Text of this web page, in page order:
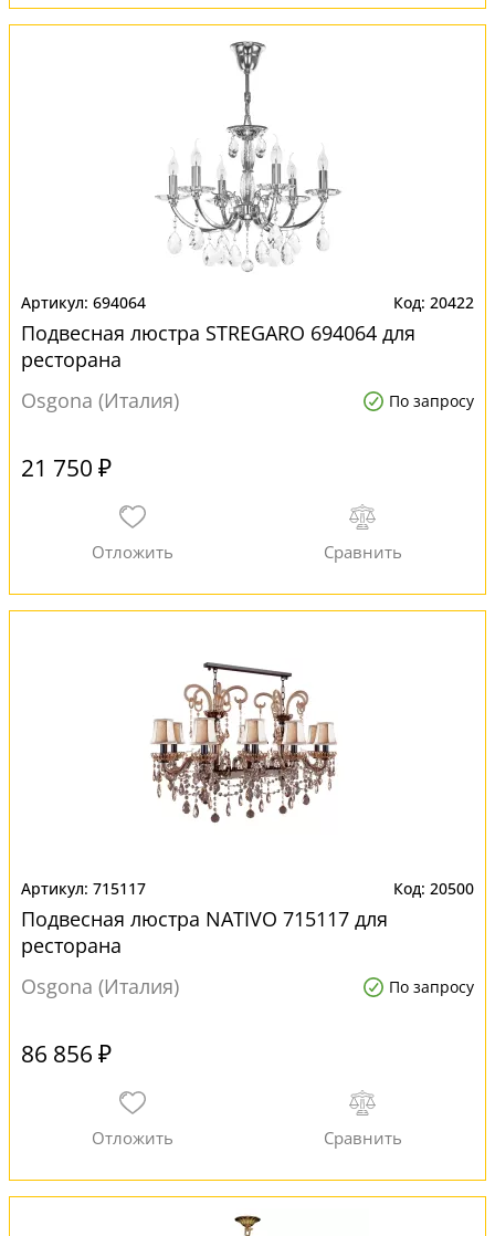
694064 20422
Подвесная люстра STREGARO 694064 для
ресторана
Osgona (Италия)
По запросу
21 750 ₽
715117 20500
Подвесная люстра NATIVO 715117 для
ресторана
Osgona (Италия)
По запросу
86 856 ₽